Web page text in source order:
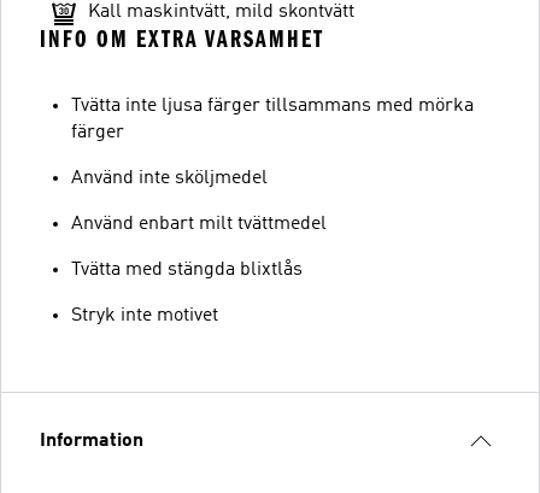
Kall maskintvätt, mild skontvätt
INFO OM EXTRA VARSAMHET
Tvätta inte ljusa färger tillsammans med mörka
färger
Använd inte sköljmedel
Använd enbart milt tvättmedel
Tvätta med stängda blixtlås
Stryk inte motivet
Information